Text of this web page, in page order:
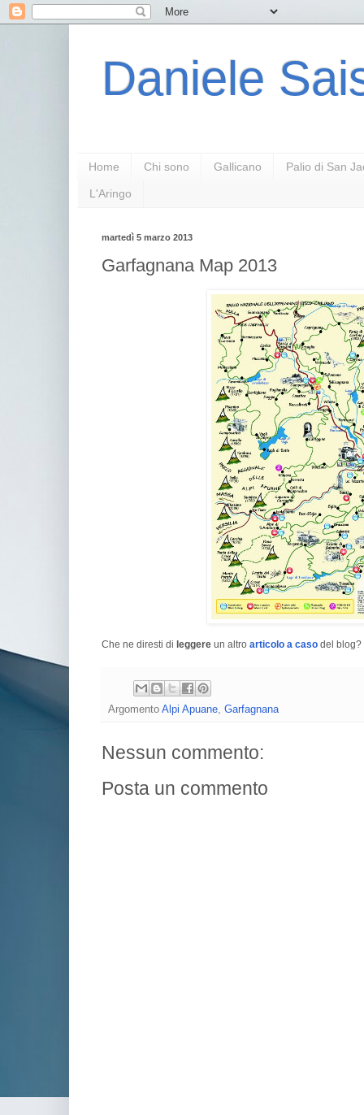
Daniele
Home Chi sono Gallicano Palio di San
L'Aringo
martedì 5 marzo 2013
Garfagnana Map 2013
Che ne diresti di leggere un altro articolo a caso del blog?
Argomento Alpi Apuane Garfagnana
Nessun commento:
Posta un commento